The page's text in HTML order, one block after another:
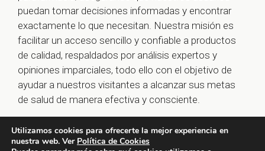
puedan tomar decisiones informadas y encontrar
exactamente lo que necesitan. Nuestra misión es
facilitar un acceso sencillo y confiable a productos
de calidad, respaldados por análisis expertos y
opiniones imparciales, todo ello con el objetivo de
ayudar a nuestros visitantes a alcanzar sus metas
de salud de manera efectiva y consciente.
Utilizamos cookies para ofrecerte la mejor experiencia en
nuestra web. Ver Política de Cookies